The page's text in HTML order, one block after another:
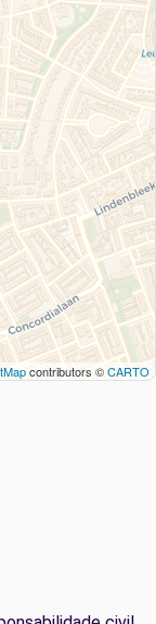
contributors ©CARTO